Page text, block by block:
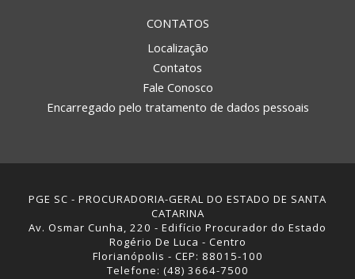
CONTATOS
Localização
Contatos
Fale Conosco
Encarregado pelo tratamento de dados pessoais
PGE SC - PROCURADORIA-GERAL DO ESTADO DE SANTA
CATARINA
Av. Osmar Cunha, 220 - Edifício Procurador do Estado
Rogério De Luca - Centro
Florianópolis - CEP: 88015-100
Telefone: (48) 3664-7500